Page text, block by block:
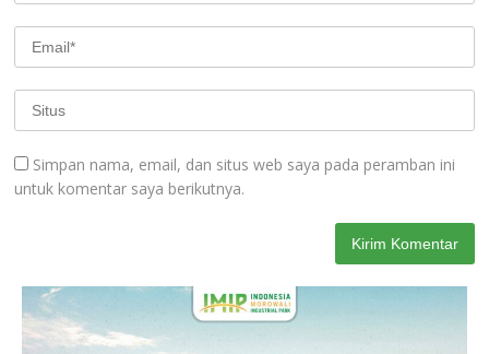
Simpan nama, email, dan situs web saya pada peramban ini
untuk komentar saya berikutnya.